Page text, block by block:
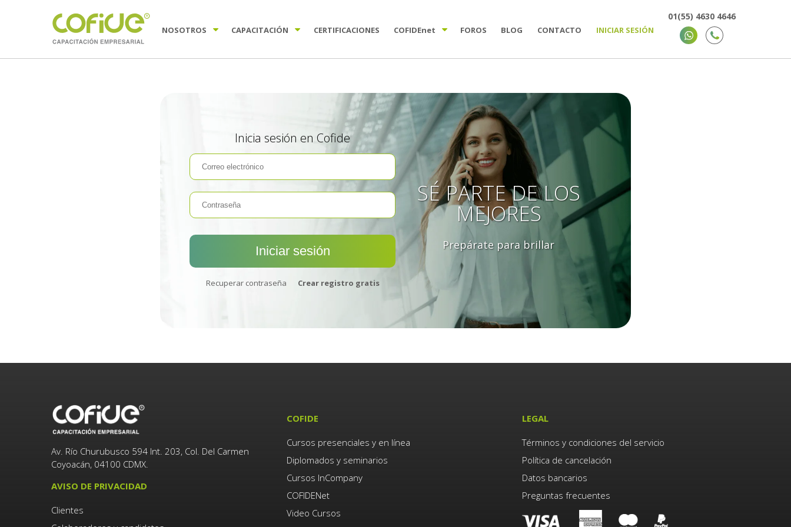
NOSOTROS CAPACITACIÓN CERTIFICACIONES COFIDEnet FOROS BLOG CONTACTO INICIAR SESIÓN
01(55) 4630 4646
Inicia sesión en Cofide
Recuperar contraseña Crear registro gratis
SÉ PARTE DE LOS
MEJORES
Prepárate para brillar
Av. Río Churubusco 594 Int. 203, Col. Del Carmen
Coyoacán, 04100 CDMX.
AVISO DE PRIVACIDAD
Clientes
COFIDE
Cursos presenciales y en línea
Diplomados y seminarios
Cursos InCompany
COFIDENet
Video Cursos
LEGAL
Términos y condiciones del servicio
Política de cancelación
Datos bancarios
Preguntas frecuentes